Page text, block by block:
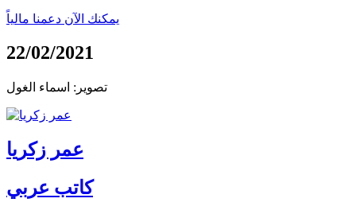
يمكنك الآن دعمنا مالياً
22/02/2021
تصوير: اسماء الغول
عمر زكريا
كاتب عربي